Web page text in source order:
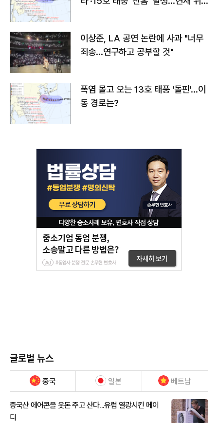
이상준, LA 공연 논란에 사과 "너무
죄송…연구하고 공부할 것"
폭염 몰고 오는 13호 태풍 '돌핀'…이
동 경로는?
글로벌 뉴스
중국 일본 베트남
중국산 에어콘을 웃돈 주고 산다...유럽 열광시킨 메이
디